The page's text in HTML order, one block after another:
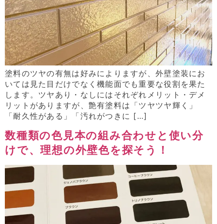
塗料のツヤの有無は好みによりますが、外壁塗装にお
いては見た目だけでなく機能面でも重要な役割を果た
します。ツヤあり・なしにはそれぞれメリット・デメ
リットがありますが、艶有塗料は「ツヤツヤ輝く」
「耐久性がある」「汚れがつきに […]
数種類の色見本の組み合わせと使い分
けで、理想の外壁色を探そう！